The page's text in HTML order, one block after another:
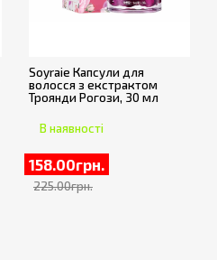
Soyraie Капсули для
волосся з екстрактом
Троянди Рогози, 30 мл
В наявності
158.00грн.
225.00грн.